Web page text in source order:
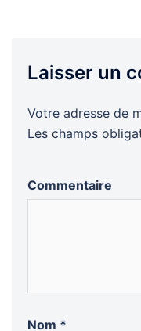
Laisser un
Votre adresse de
Les champs
Commentaire
Nom *